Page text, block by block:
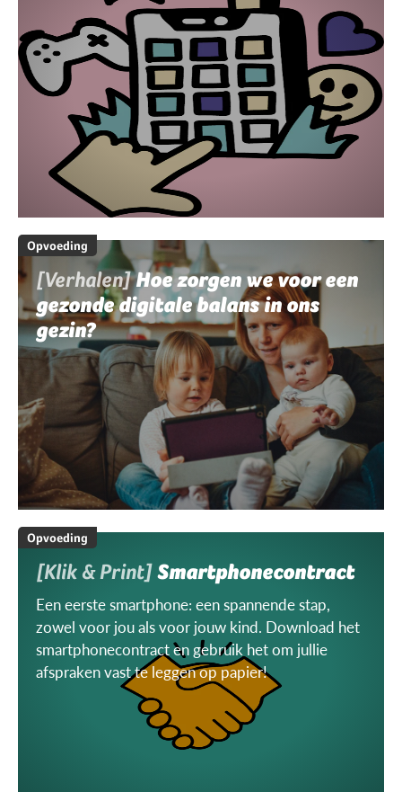
Opvoeding
[Verhalen]Hoe zorgen we voor een
gezonde digitale balans in ons
gezin?
Opvoeding
[Klik & Print]Smartphonecontract
Een eerste smartphone: een spannende stap,
zowel voor jou als voor jouw kind. Download het
smartphonecontract en gebruik het om jullie
afspraken vast te leggen op papier!